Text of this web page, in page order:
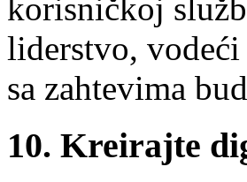
korisničkoj
liderstvo, vodeći
sa zahtevima
10. Kreirajte